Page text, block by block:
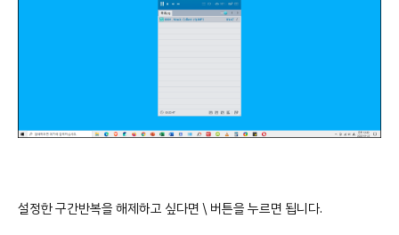
설정한 구간반복을 해제하고 싶다면 \ 버튼을 누르면 됩니다.